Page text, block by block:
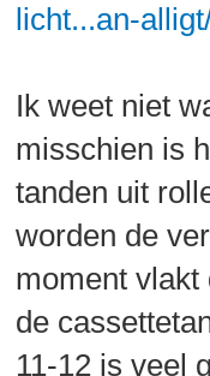
licht...an-
Ik weet niet
misschien is
tanden uit
worden de
moment
de
11-12 is veel